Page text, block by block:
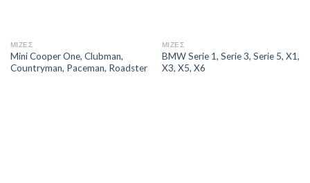
ΜΙΖΕΣ
Mini Cooper One, Clubman,
Countryman, Paceman, Roadster
ΜΙΖΕΣ
BMW Serie 1, Serie 3, Serie 5, X1,
X3, X5, X6